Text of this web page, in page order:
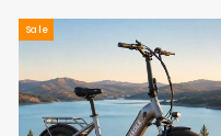
Sale